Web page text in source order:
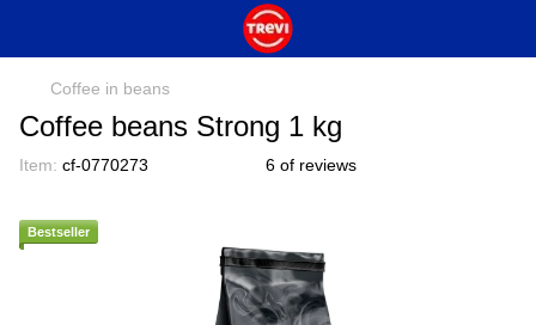
Coffee in beans
Coffee beans Strong 1 kg
Item: cf-0770273 6 of reviews
Bestseller